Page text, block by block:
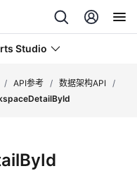
Studio
/ API参考 / 数据架构API /